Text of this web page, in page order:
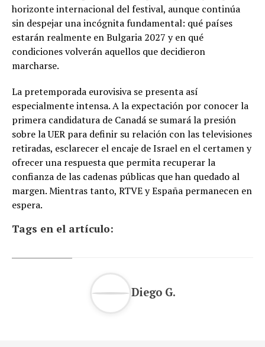
horizonte internacional del festival, aunque continúa
sin despejar una incógnita fundamental: qué países
estarán realmente en Bulgaria 2027 y en qué
condiciones volverán aquellos que decidieron
marcharse.
La pretemporada eurovisiva se presenta así
especialmente intensa. A la expectación por conocer la
primera candidatura de Canadá se sumará la presión
sobre la UER para definir su relación con las televisiones
retiradas, esclarecer el encaje de Israel en el certamen y
ofrecer una respuesta que permita recuperar la
confianza de las cadenas públicas que han quedado al
margen. Mientras tanto, RTVE y España permanecen en
espera.
Tags en el artículo:
Diego G.